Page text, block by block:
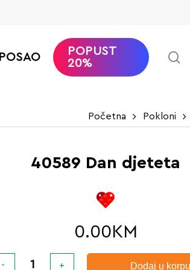
POSAO
POPUST
20%
Početna Pokloni
40589 Dan djeteta
0.00 KM
Dodaj u korpu